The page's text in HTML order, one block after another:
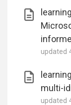
updated
multi-
updated